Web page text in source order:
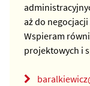
aż do
Wspieram
projektowych i